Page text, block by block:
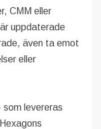
CMM eller
uppdaterade
även ta emot
eller
som levereras